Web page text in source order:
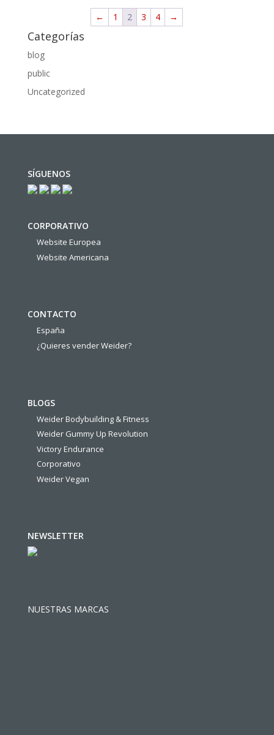
← 1 2 3 4 →
Categorías
blog
public
Uncategorized
SÍGUENOS
CORPORATIVO
Website Europea
Website Americana
CONTACTO
España
¿Quieres vender Weider?
BLOGS
Weider Bodybuilding & Fitness
Weider Gummy Up Revolution
Victory Endurance
Corporativo
Weider Vegan
NEWSLETTER
NUESTRAS MARCAS